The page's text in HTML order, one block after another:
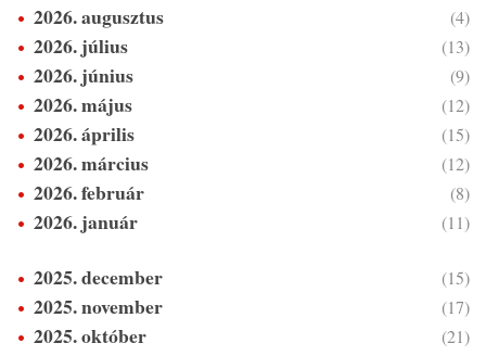
2026. augusztus (4)
2026. július (13)
2026. június (9)
2026. május (12)
2026. április (15)
2026. március (12)
2026. február (8)
2026. január (11)
2025. december (15)
2025. november (17)
2025. október (21)